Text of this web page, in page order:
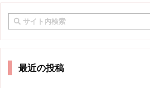
最近の投稿